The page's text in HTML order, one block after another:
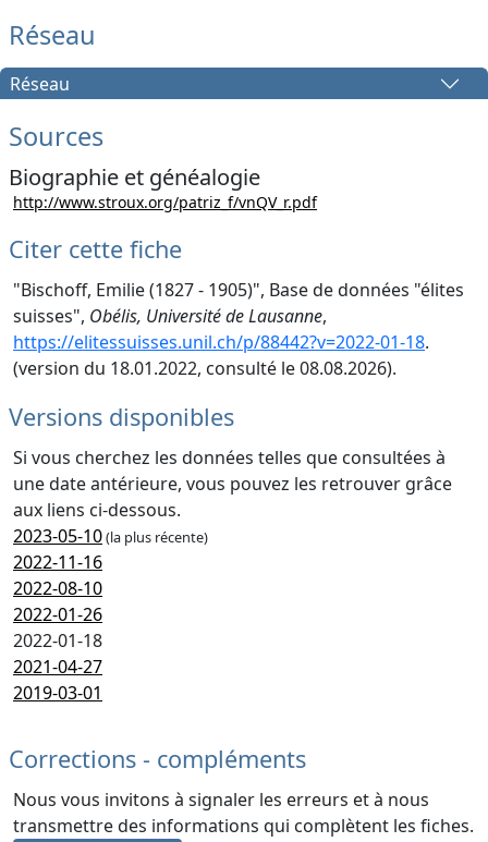
Réseau
Réseau
Sources
Biographie et généalogie
http://www.stroux.org/patriz_f/vnQV_r.pdf
Citer cette fiche
"Bischoff, Emilie (1827 - 1905)", Base de données "élites
suisses", Obélis, Université de Lausanne,
https://elitessuisses.unil.ch/p/88442?v=2022-01-18.
(version du 18.01.2022, consulté le 08.08.2026).
Versions disponibles
Si vous cherchez les données telles que consultées à
une date antérieure, vous pouvez les retrouver grâce
aux liens ci-dessous.
2023-05-10(la plus récente)
2022-11-16
2022-08-10
2022-01-26
2022-01-18
2021-04-27
2019-03-01
Corrections - compléments
Nous vous invitons à signaler les erreurs et à nous
transmettre des informations qui complètent les fiches.